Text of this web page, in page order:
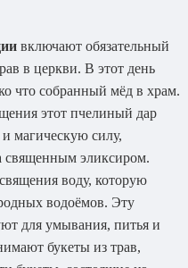
включают обязательный
в церкви. В этот день
что собранный мёд в храм.
этот пчелиный дар
магическую силу,
священным эликсиром.
воду, которую
водоёмов. Эту
для умывания, питья и
букеты из трав,